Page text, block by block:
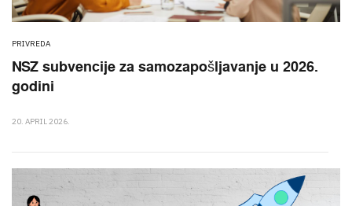
PRIVREDA
NSZ subvencije za samozapošljavanje u 2026.
godini
20. APRIL 2026.